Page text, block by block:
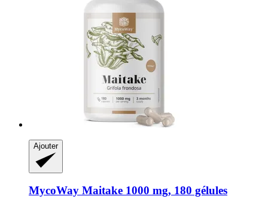
Ajouter
MycoWay Maitake 1000 mg, 180 gélules